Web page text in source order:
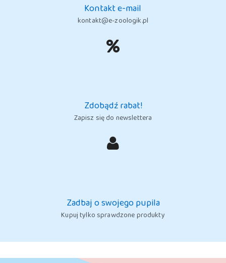
Kontakt e-mail
kontakt@e-zoologik.pl
Zdobądź rabat!
Zapisz się do newslettera
Zadbaj o swojego pupila
Kupuj tylko sprawdzone produkty